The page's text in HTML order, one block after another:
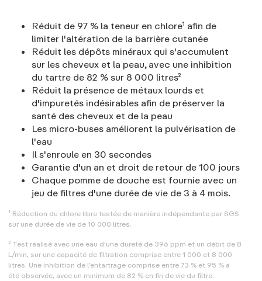
Réduit de 97 % la teneur en chlore¹ afin de
limiter l'altération de la barrière cutanée
Réduit les dépôts minéraux qui s'accumulent
sur les cheveux et la peau, avec une inhibition
du tartre de 82 % sur 8 000 litres²
Réduit la présence de métaux lourds et
d'impuretés indésirables afin de préserver la
santé des cheveux et de la peau
Les micro-buses améliorent la pulvérisation de
l'eau
Il s'enroule en 30 secondes
Garantie d'un an et droit de retour de 100 jours
Chaque pomme de douche est fournie avec un
jeu de filtres d'une durée de vie de 3 à 4 mois.
¹ Réduction du chlore libre testée de manière indépendante par SGS
sur une durée de vie de 10 000 litres.
² Test réalisé avec une eau d’une dureté de 396 ppm et un débit de 8
L/min, sur une capacité de filtration comprise entre 1 000 et 8 000
litres. Une inhibition de l’entartrage comprise entre 73 % et 95 % a
été observée, avec un minimum de 82 % en fin de vie du filtre.